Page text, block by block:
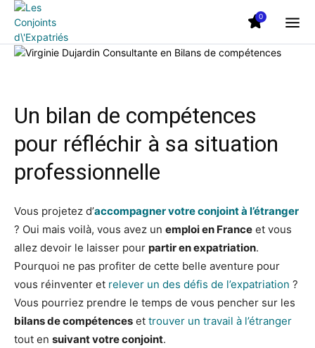
0
Un bilan de compétences
pour réfléchir à sa situation
professionnelle
Vous projetez d’accompagner votre conjoint à l’étranger
? Oui mais voilà, vous avez un emploi en France et vous
allez devoir le laisser pour partir en expatriation.
Pourquoi ne pas profiter de cette belle aventure pour
vous réinventer et relever un des défis de l’expatriation ?
Vous pourriez prendre le temps de vous pencher sur les
bilans de compétences et trouver un travail à l’étranger
tout en suivant votre conjoint.